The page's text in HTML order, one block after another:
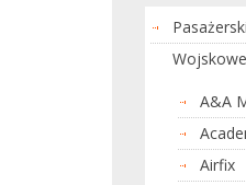
Wojskowe
A&A
Airfix